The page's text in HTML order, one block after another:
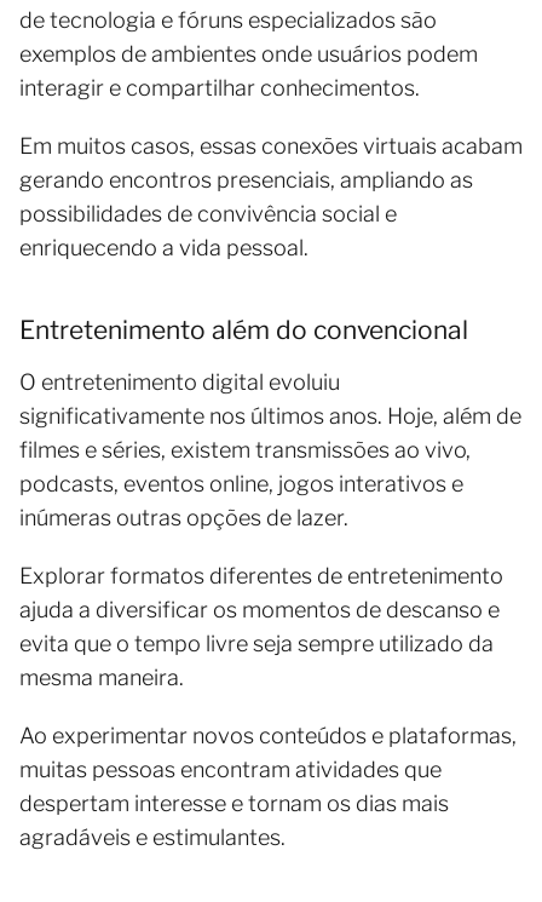
de tecnologia e fóruns especializados são
exemplos de ambientes onde usuários podem
interagir e compartilhar conhecimentos.
Em muitos casos, essas conexões virtuais acabam
gerando encontros presenciais, ampliando as
possibilidades de convivência social e
enriquecendo a vida pessoal.
Entretenimento além do convencional
O entretenimento digital evoluiu
significativamente nos últimos anos. Hoje, além de
filmes e séries, existem transmissões ao vivo,
podcasts, eventos online, jogos interativos e
inúmeras outras opções de lazer.
Explorar formatos diferentes de entretenimento
ajuda a diversificar os momentos de descanso e
evita que o tempo livre seja sempre utilizado da
mesma maneira.
Ao experimentar novos conteúdos e plataformas,
muitas pessoas encontram atividades que
despertam interesse e tornam os dias mais
agradáveis e estimulantes.